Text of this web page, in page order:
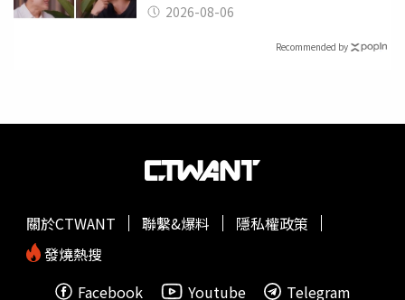
2026-08-06
Recommended by
關於CTWANT 聯繫&爆料
隱私權政策
發燒熱搜
Facebook
Youtube Telegram